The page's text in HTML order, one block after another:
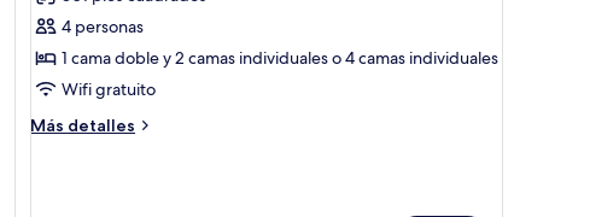
de
Habitación
cuádruple,
al
4 personas
1 cama doble y 2 camas individuales o 4 camas individuales
Wifi gratuito
Más detalles
Más